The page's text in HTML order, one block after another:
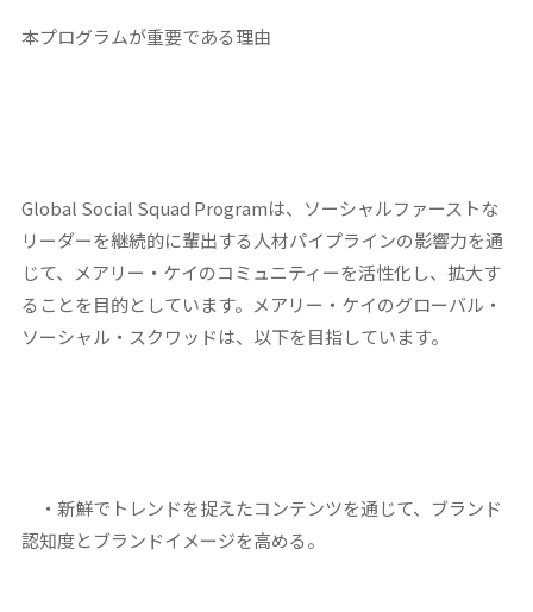
本プログラムが重要である理由
Global Social Squad Programは、ソーシャルファーストな
リーダーを継続的に輩出する人材パイプラインの影響力を通
じて、メアリー・ケイのコミュニティーを活性化し、拡大す
ることを目的としています。メアリー・ケイのグローバル・
ソーシャル・スクワッドは、以下を目指しています。
・新鮮でトレンドを捉えたコンテンツを通じて、 ブランド
認知度とブランドイメージを高める。